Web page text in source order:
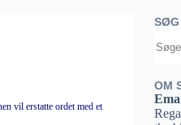
vil erstatte ordet med et
OM